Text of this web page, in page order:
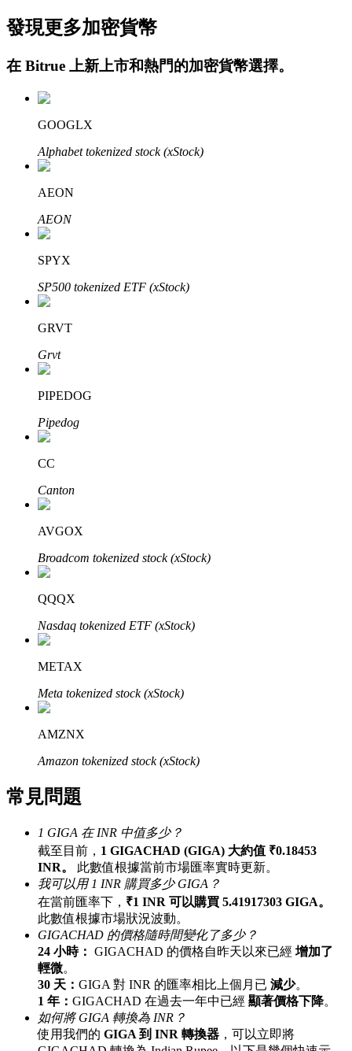
享受活期理財及長期收益
學習理財
了解如何賺取穩定收入
Bitrue AI
合夥人計劃
Bitrue渠道合伙人
邀请好友
邀請朋友獲得現金獎勵
BTC 專享獎勵
發現更多加密貨幣
在 Bitrue 上新上市和熱門的加密貨幣選擇。
GOOGLX
Alphabet tokenized stock (xStock)
AEON
AEON
SPYX
SP500 tokenized ETF (xStock)
GRVT
Grvt
PIPEDOG
Pipedog
CC
Canton
AVGOX
Broadcom tokenized stock (xStock)
QQQX
Nasdaq tokenized ETF (xStock)
METAX
Meta tokenized stock (xStock)
AMZNX
Amazon tokenized stock (xStock)
常見問題
1 GIGA 在 INR 中值多少？
截至目前， 1 GIGACHAD (GIGA) 大約值 ₹0.18453
INR。
此數值根據當前市場匯率實時更新。
我可以用 1 INR 購買多少 GIGA？
在當前匯率下， ₹1 INR 可以購買 5.41917303 GIGA。
此數值根據市場狀況波動。
GIGACHAD 的價格隨時間變化了多少？
24 小時： GIGACHAD 的價格自昨天以來已經 增加了
輕微。
30 天： GIGA 對 INR 的匯率相比上個月已 減少。
1 年： GIGACHAD 在過去一年中已經 顯著價格下降。
如何將 GIGA 轉換為 INR？
使用我們的 GIGA 到 INR 轉換器 ，可以立即將